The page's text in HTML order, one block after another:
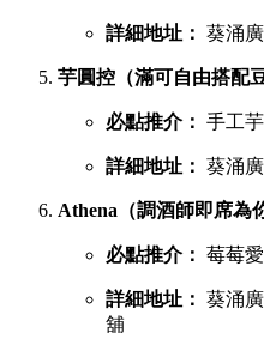
詳細地址： 葵涌
芋圓控（滿可自由搭配
必點推介： 手工
詳細地址： 葵涌
Athena（調酒師即席為
必點推介： 莓莓
詳細地址： 葵涌
舖